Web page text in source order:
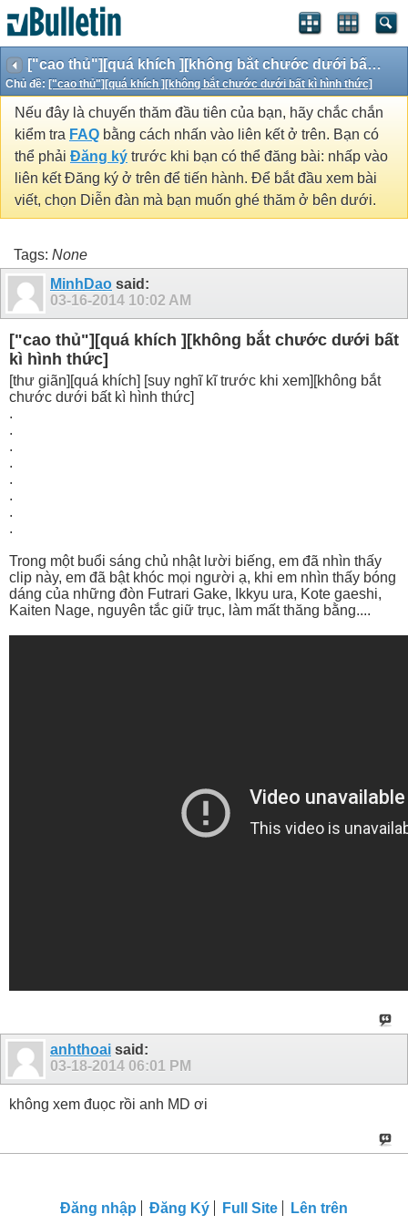
["cao thủ"][quá khích ][không bắt chước dưới bất kì hình thức]
Chủ đề: ["cao thủ"][quá khích ][không bắt chước dưới bất kì hình thức]
Nếu đây là chuyến thăm đầu tiên của bạn, hãy chắc chắn
kiểm tra FAQ bằng cách nhấn vào liên kết ở trên. Bạn có
thể phải Đăng ký trước khi bạn có thể đăng bài: nhấp vào
liên kết Đăng ký ở trên để tiến hành. Để bắt đầu xem bài
viết, chọn Diễn đàn mà bạn muốn ghé thăm ở bên dưới.
Tags: None
MinhDao said:
03-16-2014 10:02 AM
["cao thủ"][quá khích ][không bắt chước dưới bất
kì hình thức]
[thư giãn][quá khích] [suy nghĩ kĩ trước khi xem][không bắt
chước dưới bất kì hình thức]
.
.
.
.
.
.
.
.
Trong một buổi sáng chủ nhật lười biếng, em đã nhìn thấy
clip này, em đã bật khóc mọi người ạ, khi em nhìn thấy bóng
dáng của những đòn Futrari Gake, Ikkyu ura, Kote gaeshi,
Kaiten Nage, nguyên tắc giữ trục, làm mất thăng bằng....
anhthoai said:
03-18-2014 06:01 PM
không xem đuọc rồi anh MD ơi
Đăng nhập Đăng Ký Full Site Lên trên